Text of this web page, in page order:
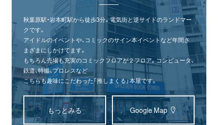
秋葉原駅・岩本町駅から徒歩3分。電気街と逆サイドのランドマー
クです。
アイドルのイベントや、コミックのサイン本イベントなど年間さ
まざまにしかけてます。
もちろん売場も充実のコミックフロアが２フロア。コンピュータ、
鉄道、特撮、プロレスなど
こちらも趣味にこだわった「推しまくる」本屋です。
もっとみる Google Map